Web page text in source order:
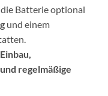
Batterie optional
und einem
Einbau,
regelmäßige